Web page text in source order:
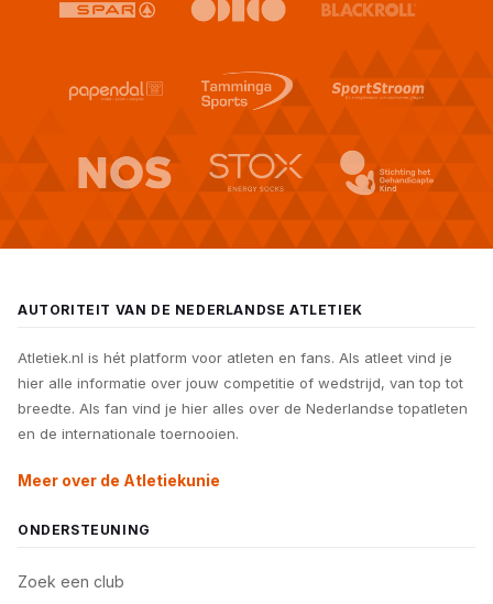
AUTORITEIT VAN DE NEDERLANDSE ATLETIEK
Atletiek.nl is hét platform voor atleten en fans. Als atleet vind je
hier alle informatie over jouw competitie of wedstrijd, van top tot
breedte. Als fan vind je hier alles over de Nederlandse topatleten
en de internationale toernooien.
Meer over de Atletiekunie
ONDERSTEUNING
Zoek een club